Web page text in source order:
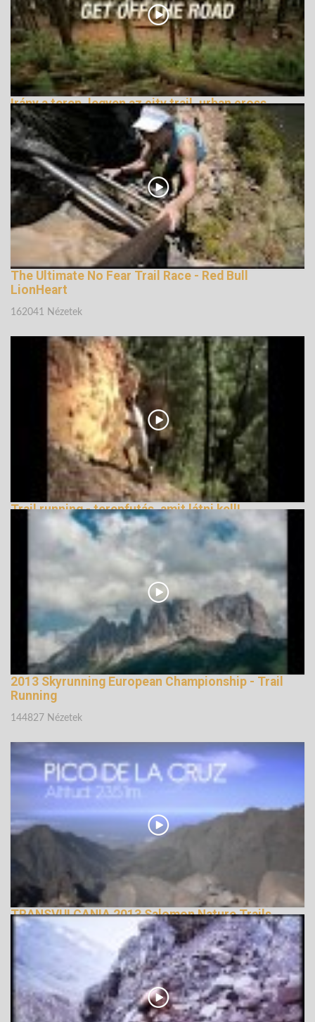
Irány a terep, legyen az city trail, urban cross
vagy terepfutás
162763 Nézetek
The Ultimate No Fear Trail Race - Red Bull
LionHeart
162041 Nézetek
Trail running - terepfutás, amit látni kell!
147205 Nézetek
2013 Skyrunning European Championship - Trail
Running
144827 Nézetek
TRANSVULCANIA 2013 Salomon Nature Trails
143003 Nézetek